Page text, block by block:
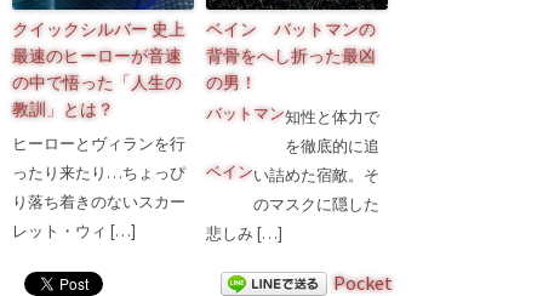
クイックシルバー 史上
最速のヒーローが音速
の中で悟った「人生の
教訓」とは？
ヒーローとヴィランを行
ったり来たり…ちょっぴ
り落ち着きのないスカー
レット・ウィ […]
ベイン バットマンの
背骨をへし折った最凶
の男！
知性と体力で
バットマン
を徹底的に追
い詰めた宿敵
ベイン
。そ
のマスクに隠した
悲しみ […]
Pocket